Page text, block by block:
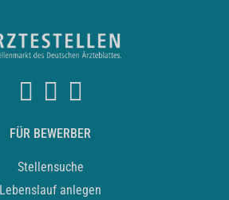
FÜR BEWERBER
Stellensuche
Lebenslauf anlegen